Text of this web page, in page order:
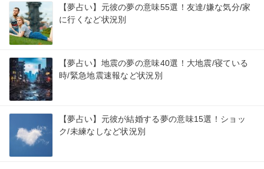
【夢占い】元彼の夢の意味55選！友達/嫌な気分/家
に行くなど状況別
【夢占い】地震の夢の意味40選！大地震/寝ている
時/緊急地震速報など状況別
【夢占い】元彼が結婚する夢の意味15選！ショッ
ク/未練なしなど状況別